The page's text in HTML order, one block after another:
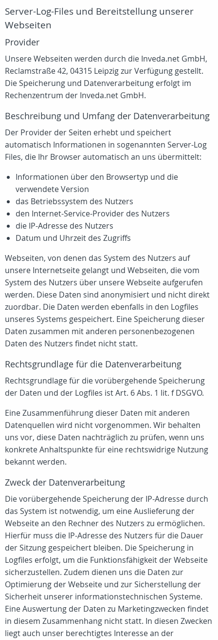
Server-Log-Files und Bereitstellung unserer
Webseiten
Provider
Unsere Webseiten werden durch die Inveda.net GmbH,
Reclamstraße 42, 04315 Leipzig zur Verfügung gestellt.
Die Speicherung und Datenverarbeitung erfolgt im
Rechenzentrum der Inveda.net GmbH.
Beschreibung und Umfang der Datenverarbeitung
Der Provider der Seiten erhebt und speichert
automatisch Informationen in sogenannten Server-Log
Files, die Ihr Browser automatisch an uns übermittelt:
Informationen über den Browsertyp und die
verwendete Version
das Betriebssystem des Nutzers
den Internet-Service-Provider des Nutzers
die IP-Adresse des Nutzers
Datum und Uhrzeit des Zugriffs
Webseiten, von denen das System des Nutzers auf
unsere Internetseite gelangt und Webseiten, die vom
System des Nutzers über unsere Webseite aufgerufen
werden. Diese Daten sind anonymisiert und nicht direkt
zuordbar. Die Daten werden ebenfalls in den Logfiles
unseres Systems gespeichert. Eine Speicherung dieser
Daten zusammen mit anderen personenbezogenen
Daten des Nutzers findet nicht statt.
Rechtsgrundlage für die Datenverarbeitung
Rechtsgrundlage für die vorübergehende Speicherung
der Daten und der Logfiles ist Art. 6 Abs. 1 lit. f DSGVO.
Eine Zusammenführung dieser Daten mit anderen
Datenquellen wird nicht vorgenommen. Wir behalten
uns vor, diese Daten nachträglich zu prüfen, wenn uns
konkrete Anhaltspunkte für eine rechtswidrige Nutzung
bekannt werden.
Zweck der Datenverarbeitung
Die vorübergehende Speicherung der IP-Adresse durch
das System ist notwendig, um eine Auslieferung der
Webseite an den Rechner des Nutzers zu ermöglichen.
Hierfür muss die IP-Adresse des Nutzers für die Dauer
der Sitzung gespeichert bleiben. Die Speicherung in
Logfiles erfolgt, um die Funktionsfähigkeit der Webseite
sicherzustellen. Zudem dienen uns die Daten zur
Optimierung der Webseite und zur Sicherstellung der
Sicherheit unserer informationstechnischen Systeme.
Eine Auswertung der Daten zu Marketingzwecken findet
in diesem Zusammenhang nicht statt. In diesen Zwecken
liegt auch unser berechtigtes Interesse an der